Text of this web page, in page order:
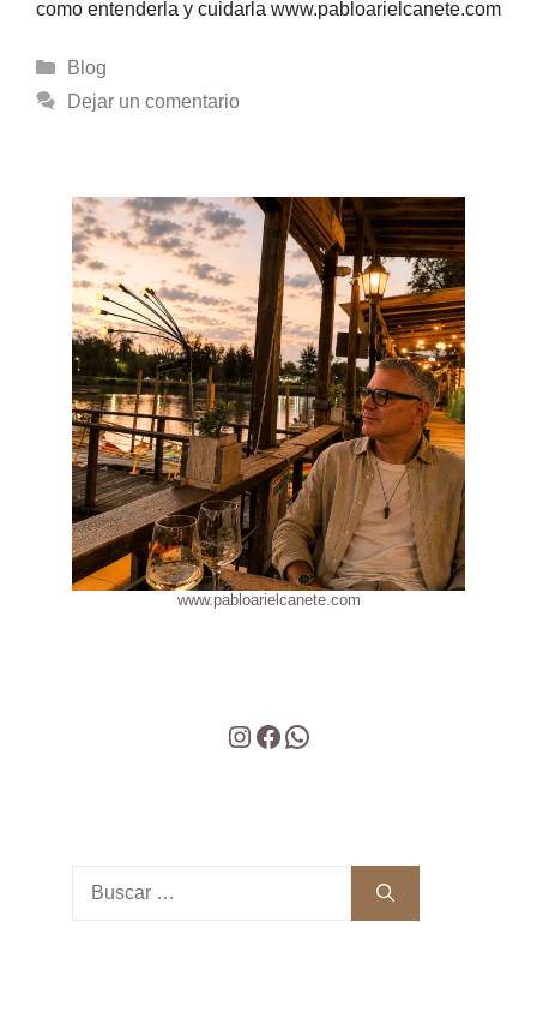
como entenderla y cuidarla www.pabloarielcanete.com
Categorías
Blog
Dejar un comentario
www.pabloarielcanete.com
Instagram
Facebook
WhatsApp